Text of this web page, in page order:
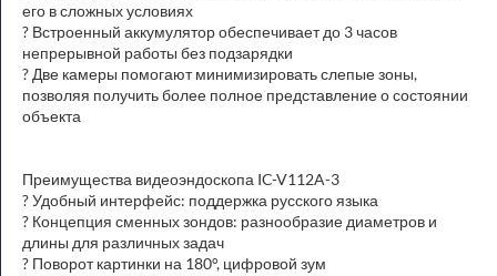
его в сложных условиях
? Встроенный аккумулятор обеспечивает до 3 часов
непрерывной работы без подзарядки
? Две камеры помогают минимизировать слепые зоны,
позволяя получить более полное представление о состоянии
объекта
Преимущества видеоэндоскопа IC-V112A-3
? Удобный интерфейс: поддержка русского языка
? Концепция сменных зондов: разнообразие диаметров и
длины для различных задач
? Поворот картинки на 180°, цифровой зум